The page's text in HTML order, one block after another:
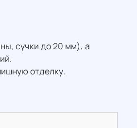
сучки до 20 мм), а
отделку.